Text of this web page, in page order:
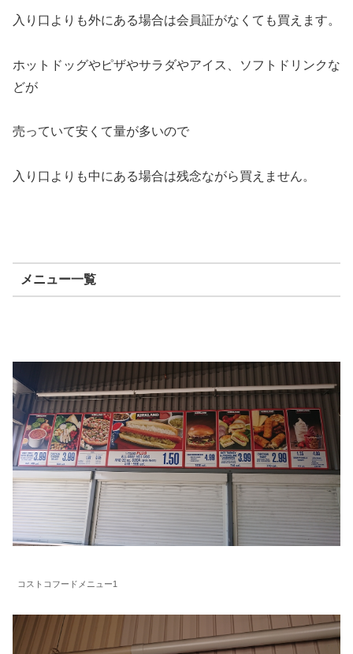
入り口よりも外にある場合は会員証がなくても買えます。
ホットドッグやピザやサラダやアイス、ソフトドリンクな
どが
売っていて安くて量が多いので
入り口よりも中にある場合は残念ながら買えません。
メニュー一覧
コストコフードメニュー1